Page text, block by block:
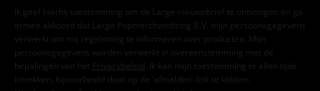
Ik geef hierbij toestemming om de Large-nieuwsbrief te ontvangen en ga
ermee akkoord dat Large Popmerchandising B.V. mijn persoonsgegevens
verwerkt om mij regelmatig te informeren over producten. Mijn
persoonsgegevens worden verwerkt in overeenstemming met de
bepalingen van het
Privacybeleid . Ik kan mijn toestemming te allen tijde
intrekken, bijvoorbeeld door op de ‘afmelden’-link te klikken.